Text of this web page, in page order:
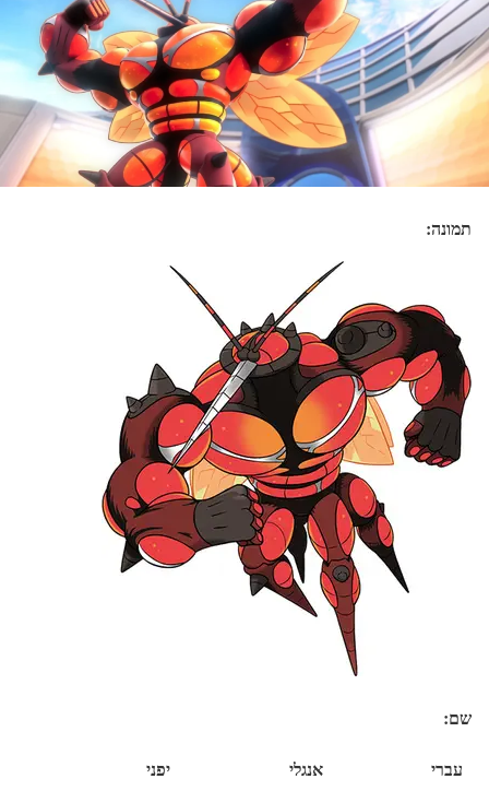
תמונה:
שם:
עברי אנגלי יפני